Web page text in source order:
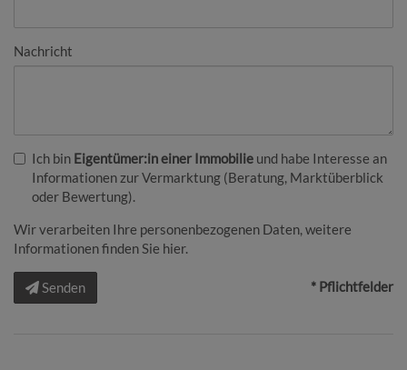
Nachricht
Ich bin Eigentümer:in einer Immobilie und habe Interesse an
Informationen zur Vermarktung (Beratung, Marktüberblick
oder Bewertung).
Wir verarbeiten Ihre personenbezogenen Daten, weitere
Informationen finden Sie hier.
Senden * Pflichtfelder